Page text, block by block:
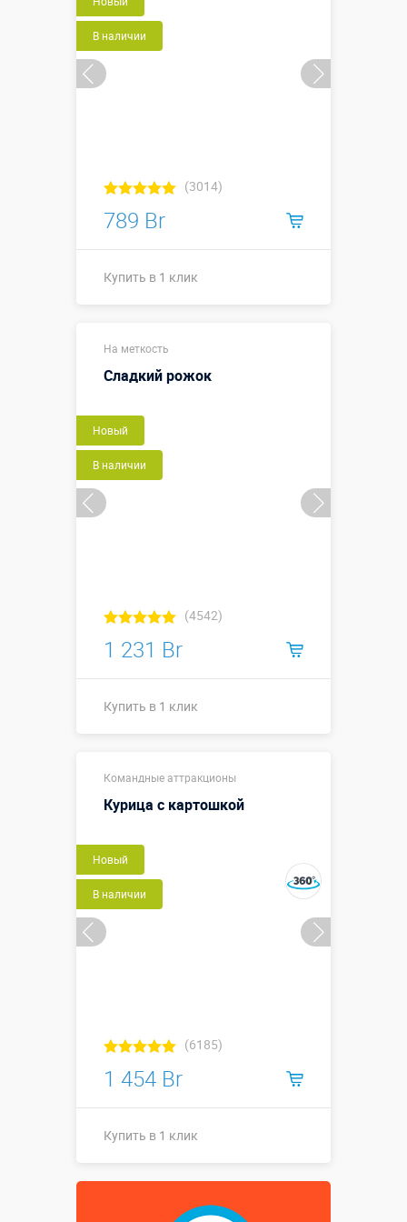
В наличии
(3014)
789 Br
Купить в 1 клик
Размеры, м:
Больше деталей →
На меткость
Сладкий рожок
Новый
В наличии
(4542)
1 231 Br
Купить в 1 клик
Командные аттракционы
Курица с картошкой
Новый
В наличии
(6185)
1 454 Br
Купить в 1 клик
0,75 м